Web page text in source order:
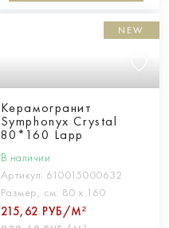
NEW
Керамогранит
Symphonyx Crystal
80*160 Lapp
В наличии
Артикул: 610015000632
Размер, см: 80 х 160
215,62 РУБ/М²